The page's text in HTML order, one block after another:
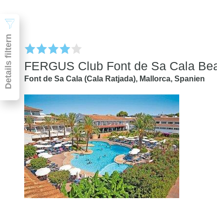
Details filtern
Pauschal & Lastminute
Nur Hotel
Abflughafen
Abflughafen
Zielflughafen
beliebig
früheste
Anreise
-
späteste
Abreise
FERGUS Club Font de Sa Cala
Font de Sa Cala (Cala Ratjada), Mallorca, Spanien